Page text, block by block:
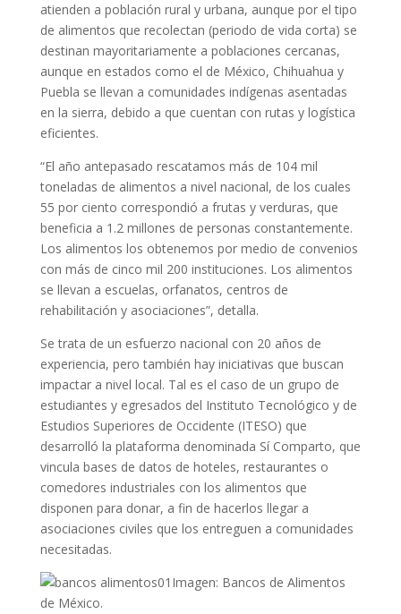
atienden a población rural y urbana, aunque por el tipo
de alimentos que recolectan (periodo de vida corta) se
destinan mayoritariamente a poblaciones cercanas,
aunque en estados como el de México, Chihuahua y
Puebla se llevan a comunidades indígenas asentadas
en la sierra, debido a que cuentan con rutas y logística
eficientes.
“El año antepasado rescatamos más de 104 mil
toneladas de alimentos a nivel nacional, de los cuales
55 por ciento correspondió a frutas y verduras, que
beneficia a 1.2 millones de personas constantemente.
Los alimentos los obtenemos por medio de convenios
con más de cinco mil 200 instituciones. Los alimentos
se llevan a escuelas, orfanatos, centros de
rehabilitación y asociaciones”, detalla.
Se trata de un esfuerzo nacional con 20 años de
experiencia, pero también hay iniciativas que buscan
impactar a nivel local. Tal es el caso de un grupo de
estudiantes y egresados del Instituto Tecnológico y de
Estudios Superiores de Occidente (ITESO) que
desarrolló la plataforma denominada Sí Comparto, que
vincula bases de datos de hoteles, restaurantes o
comedores industriales con los alimentos que
disponen para donar, a fin de hacerlos llegar a
asociaciones civiles que los entreguen a comunidades
necesitadas.
Imagen: Bancos de Alimentos
de México.